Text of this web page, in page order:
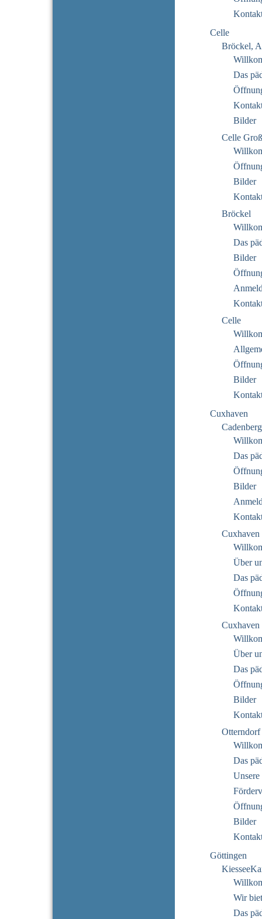
Celle
Bröckel,
Das
Bilder
Celle
Bilder
Bröckel
Das
Bilder
Celle
Bilder
Cuxhaven
Das
Bilder
Über
Das
Über
Das
Bilder
Otterndorf
Das
Unsere
Bilder
Göttingen
Wir
Das